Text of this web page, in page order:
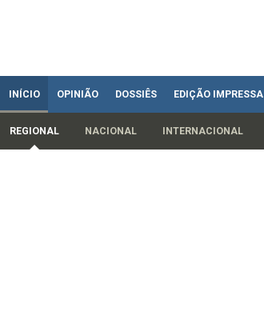
INÍCIO OPINIÃO DOSSIÊS EDIÇÃO IMPRESSA
REGIONAL NACIONAL INTERNACIONAL